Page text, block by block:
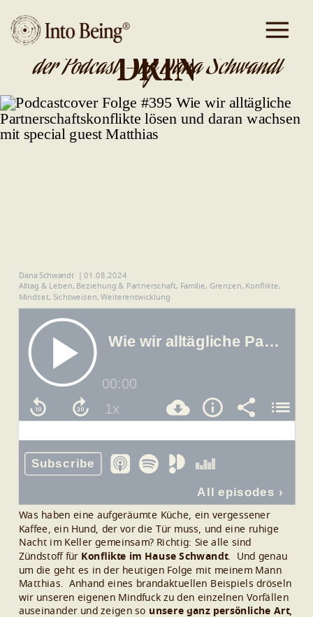
DA IST GOLD
DRIN
der Podcast - by Dana Schwandt
Dana Schwandt
01.08.2024
Alltag & Leben, Beziehung & Partnerschaft, Familie, Grenzen, Konflikte,
Mindset, Sichtweisen,Weiterentwicklung
Was haben eine aufgeräumte Küche, ein vergessener
Kaffee, ein Hund, der vor die Tür muss, und eine ruhige
Nacht im Keller gemeinsam? Richtig: Sie alle sind
Zündstoff für Konflikte im Hause Schwandt.
Und genau
um die geht es in der heutigen Folge mit meinem Mann
Matthias.
Anhand eines brandaktuellen Beispiels dröseln
wir unseren eigenen Mindfuck zu den einzelnen Vorfällen
auseinander und zeigen so unsere ganz persönliche Art,